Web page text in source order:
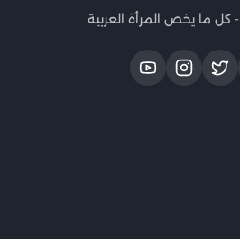
كل ما يخص المرأة العربية